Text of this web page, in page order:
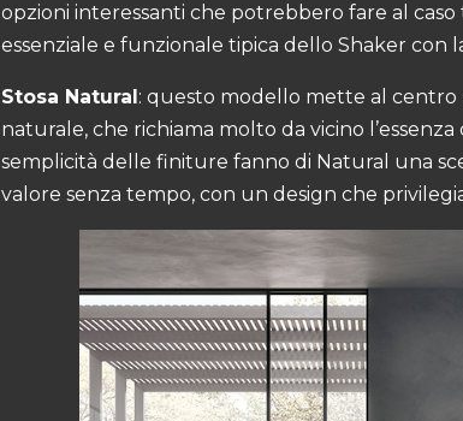
opzioni interessanti che potrebbero fare al caso
essenziale e funzionale tipica dello Shaker con
Stosa Natural: questo modello mette al
naturale, che richiama molto da vicino
semplicità delle finiture fanno di Natural una
valore senza tempo, con un design che